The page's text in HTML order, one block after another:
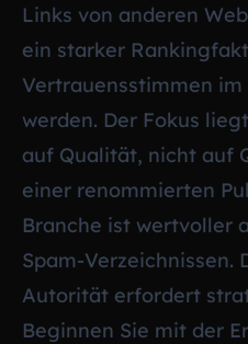
Links von anderen
ein starker
Vertrauensstimmen
werden. Der Fokus
auf Qualität, nicht auf
einer renommierten
Branche ist wertvoller
Spam-Verzeichnissen.
Autorität erfordert
Beginnen Sie mit der